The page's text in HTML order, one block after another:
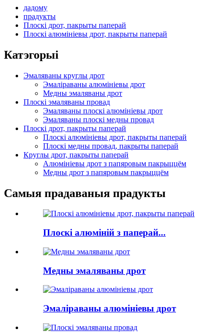
дадому
прадукты
Плоскі дрот, пакрыты паперай
Плоскі алюмініевы дрот, пакрыты паперай
Катэгорыі
Эмаляваны круглы дрот
Эмаліраваны алюмініевы дрот
Медны эмаляваны дрот
Плоскі эмаляваны провад
Эмаляваны плоскі алюмініевы дрот
Эмаляваны плоскі медны провад
Плоскі дрот, пакрыты паперай
Плоскі алюмініевы дрот, пакрыты паперай
Плоскі медны провад, пакрыты паперай
Круглы дрот, пакрыты паперай
Алюмініевы дрот з папяровым пакрыццём
Медны дрот з папяровым пакрыццём
Самыя прадаваныя прадукты
Плоскі алюміній з паперай...
Медны эмаляваны дрот
Эмаліраваны алюмініевы дрот